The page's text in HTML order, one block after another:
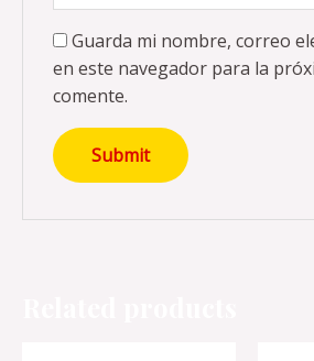
Guarda mi nombre, correo
en este navegador para la
comente.